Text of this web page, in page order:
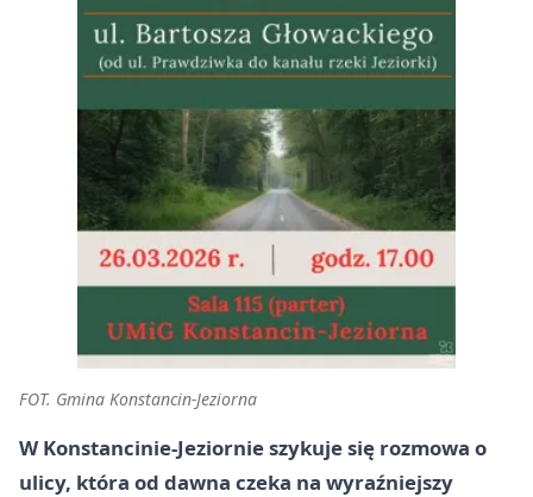
FOT. Gmina Konstancin-Jeziorna
W Konstancinie-Jeziornie szykuje się rozmowa o
ulicy, która od dawna czeka na wyraźniejszy